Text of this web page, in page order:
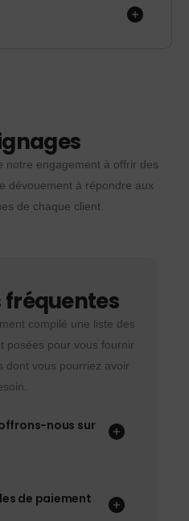
notre engagement à offrir des
dévouement à répondre aux
de chaque client.
fréquentes
compilé une liste des
posées pour vous fournir
dont vous pourriez avoir
nous sur
de paiement